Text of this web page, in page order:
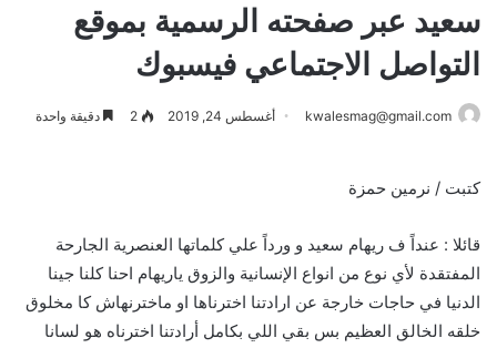
سعيد عبر صفحته الرسمية بموقع
التواصل الاجتماعي فيسبوك
kwalesmag@gmail.com أغسطس 24, 2019 2 دقيقة واحدة
كتبت / نرمين حمزة
قائلا : عنداً ف ريهام سعيد و ورداً علي كلماتها العنصرية الجارحة
المفتقدة لأي نوع من انواع الإنسانية والزوق ياريهام احنا كلنا جينا
الدنيا في حاجات خارجة عن ارادتنا اخترناها او ماخترنهاش كا مخلوق
خلقه الخالق العظيم بس بقي اللي بكامل أرادتنا اخترناه هو لسانا